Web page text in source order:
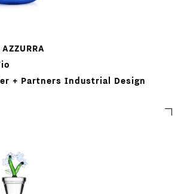
+ Partners Industrial Design